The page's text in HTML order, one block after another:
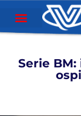
Serie